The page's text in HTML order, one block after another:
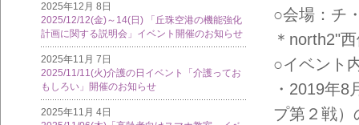
2025年12月 8日
2025/12/12(金)～14(日) 「丘珠空港の機能強化
計画に関する説明会」イベント開催のお知らせ
2025年11月 7日
2025/11/11(火)介護の日イベント「介護ってお
もしろい」開催のお知らせ
2025年11月 4日
○会場：チ
＊north2"
○イベント
・2019年
プ第２戦）